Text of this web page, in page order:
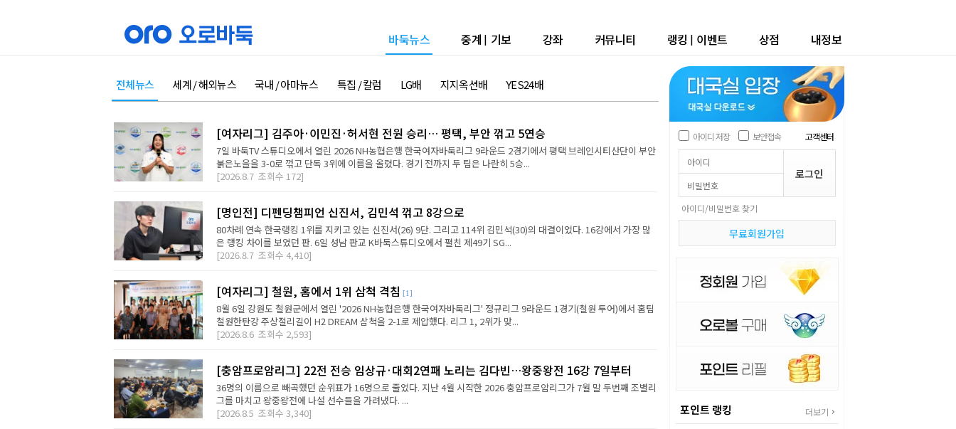
바둑뉴스 중계 | 기보 강좌 커뮤니티 랭킹 | 이벤트 상점 내정보
전체뉴스 세계 / 해외뉴스 국내 / 아마뉴스 특집 / 칼럼 LG배 지지옥션배 YES24배
[여자리그] 김주아·이민진·허서현 전원 승리… 평택, 부안 꺾고 5연승
7일 바둑TV 스튜디오에서 열린 2026 NH농협은행 한국여자바둑리그 9라운드 2경기에서 평택 브레인시티산단이 부안
붉은노을을 3-0로 꺾고 단독 3위에 이름을 올렸다. 경기 전까지 두 팀은 나란히 5승...
[2026.8.7 조회수 172]
[명인전] 디펜딩챔피언 신진서, 김민석 꺾고 8강으로
80차례 연속 한국랭킹 1위를 지키고 있는 신진서(26) 9단. 그리고 114위 김민석(30)의 대결이었다. 16강에서 가장 많
은 랭킹 차이를 보였던 판. 6일 성남 판교 K바둑스튜디오에서 펼친 제49기 SG...
[2026.8.7 조회수 4,410]
[여자리그] 철원, 홈에서 1위 삼척 격침 [1]
8월 6일 강원도 철원군에서 열린 '2026 NH농협은행 한국여자바둑리그' 정규리그 9라운드 1경기(철원 투어)에서 홈팀
철원한탄강 주상절리길이 H2 DREAM 삼척을 2-1로 제압했다. 리그 1, 2위가 맞...
[2026.8.6 조회수 2,593]
[충암프로암리그] 22전 전승 임상규·대회2연패 노리는 김다빈…왕중왕전 16강 7일부터
36명의 이름으로 빼곡했던 순위표가 16명으로 줄었다. 지난 4월 시작한 2026 충암프로암리그가 7월 말 두번째 조별리
그를 마치고 왕중왕전에 나설 선수들을 가려냈다. ...
[2026.8.5 조회수 3,340]
아이디 저장 보안접속 고객센터
아이디/비밀번호 찾기
무료회원가입
포인트 랭킹 더보기